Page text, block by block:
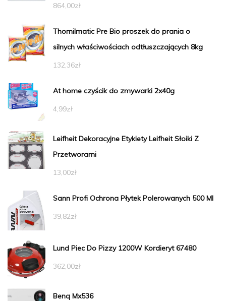
864,00zł
Thomilmatic Pre Bio proszek do prania o
silnych właściwościach odtłuszczających 8kg
132,36zł
At home czyścik do zmywarki 2x40g
4,99zł
Leifheit Dekoracyjne Etykiety Leifheit Słoiki Z
Przetworami
13,00zł
Sann Profi Ochrona Płytek Polerowanych 500 Ml
39,82zł
Lund Piec Do Pizzy 1200W Kordieryt 67480
362,00zł
Benq Mx536